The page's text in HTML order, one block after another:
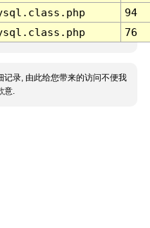
94
76
记录, 由此给您带来的访问不便我
意.